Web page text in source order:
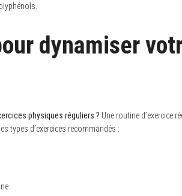
dynamiser
physiques réguliers ? Une routine d’exercice
types d’exercices recommandés :